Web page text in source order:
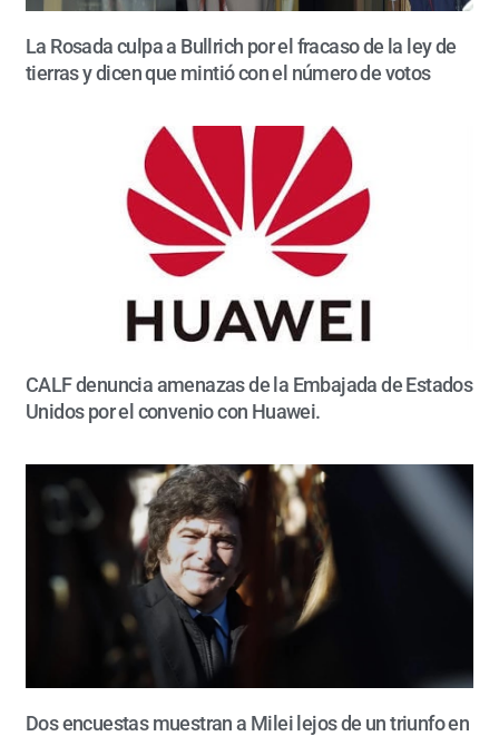
La Rosada culpa a Bullrich por el fracaso de la ley de
tierras y dicen que mintió con el número de votos
CALF denuncia amenazas de la Embajada de Estados
Unidos por el convenio con Huawei.
Dos encuestas muestran a Milei lejos de un triunfo en